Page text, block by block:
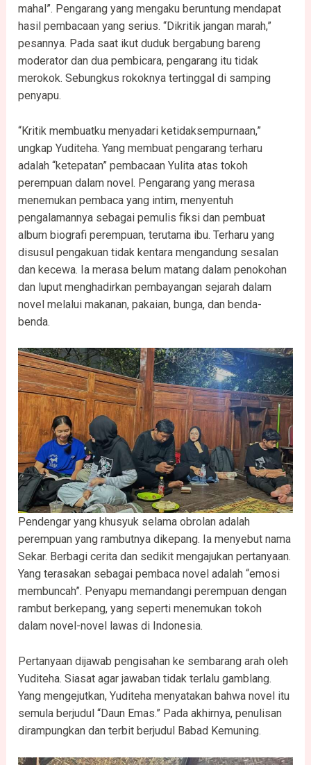
mahal”. Pengarang yang mengaku beruntung mendapat
hasil pembacaan yang serius. “Dikritik jangan marah,”
pesannya. Pada saat ikut duduk bergabung bareng
moderator dan dua pembicara, pengarang itu tidak
merokok. Sebungkus rokoknya tertinggal di samping
penyapu.
“Kritik membuatku menyadari ketidaksempurnaan,”
ungkap Yuditeha. Yang membuat pengarang terharu
adalah “ketepatan” pembacaan Yulita atas tokoh
perempuan dalam novel. Pengarang yang merasa
menemukan pembaca yang intim, menyentuh
pengalamannya sebagai pemulis fiksi dan pembuat
album biografi perempuan, terutama ibu. Terharu yang
disusul pengakuan tidak kentara mengandung sesalan
dan kecewa. Ia merasa belum matang dalam penokohan
dan luput menghadirkan pembayangan sejarah dalam
novel melalui makanan, pakaian, bunga, dan benda-
benda.
Pendengar yang khusyuk selama obrolan adalah
perempuan yang rambutnya dikepang. Ia menyebut nama
Sekar. Berbagi cerita dan sedikit mengajukan pertanyaan.
Yang terasakan sebagai pembaca novel adalah “emosi
membuncah”. Penyapu memandangi perempuan dengan
rambut berkepang, yang seperti menemukan tokoh
dalam novel-novel lawas di Indonesia.
Pertanyaan dijawab pengisahan ke sembarang arah oleh
Yuditeha. Siasat agar jawaban tidak terlalu gamblang.
Yang mengejutkan, Yuditeha menyatakan bahwa novel itu
semula berjudul “Daun Emas.” Pada akhirnya, penulisan
dirampungkan dan terbit berjudul Babad Kemuning.